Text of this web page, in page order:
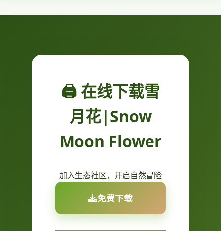
🖨️ 在线下载雪
月花|Snow
Moon Flower
加入生态社区，开启自然冒险
免费下载